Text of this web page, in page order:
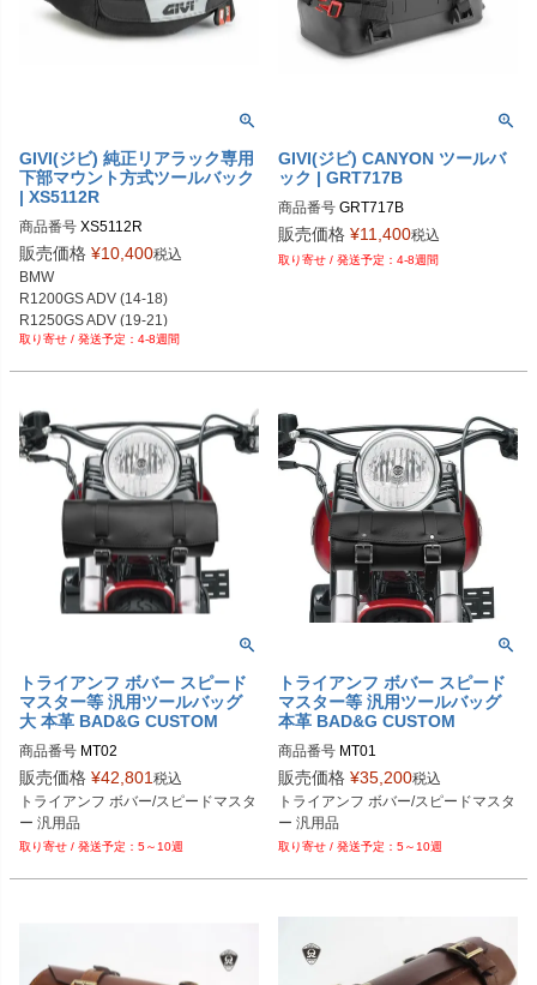
GIVI(ジビ) 純正リアラック専用
下部マウント方式ツールバック
| XS5112R
商品番号 XS5112R
販売価格 ¥10,400税込
BMW
R1200GS ADV (14-18)
R1250GS ADV (19-21)
4-8週間
GIVI(ジビ) CANYON ツールバ
ック | GRT717B
商品番号 GRT717B
販売価格 ¥11,400税込
4-8週間
トライアンフ ボバー スピード
マスター等 汎用ツールバッグ
大 本革 BAD&G CUSTOM
商品番号 MT02
販売価格 ¥42,801 税込
トライアンフ ボバー/スピードマスタ
5～10週
トライアンフ ボバー スピード
マスター等 汎用ツールバッグ
本革 BAD&G CUSTOM
商品番号 MT01
販売価格 ¥35,200税込
トライアンフ ボバー/スピードマスタ
5～10週